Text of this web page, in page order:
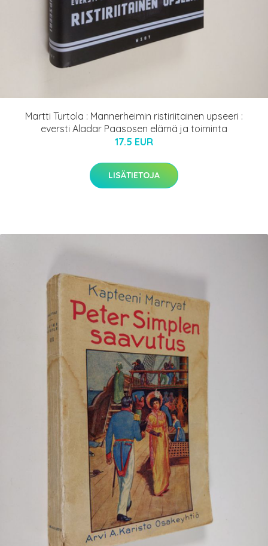
Martti Turtola : Mannerheimin ristiriitainen upseeri :
eversti Aladar Paasosen elämä ja toiminta
17.5 EUR
LISÄTIETOJA